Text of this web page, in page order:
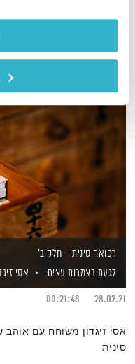
רפואה סינית – חלק ב'
לגעת בצמרות עצים
אסי
28.02.21
00:21:48
אסי זיגדון משוחח עם
סינית